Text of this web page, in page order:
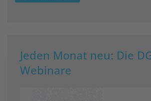
Jeden Monat neu: Die
Webinare